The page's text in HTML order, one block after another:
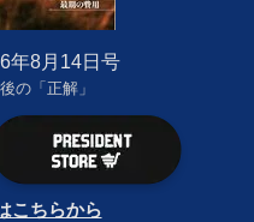
年8月14日号
の「正解」
こちらから